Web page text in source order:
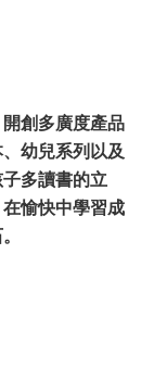
創多廣度產品
幼兒系列以及
多讀書的立
愉快中學習成